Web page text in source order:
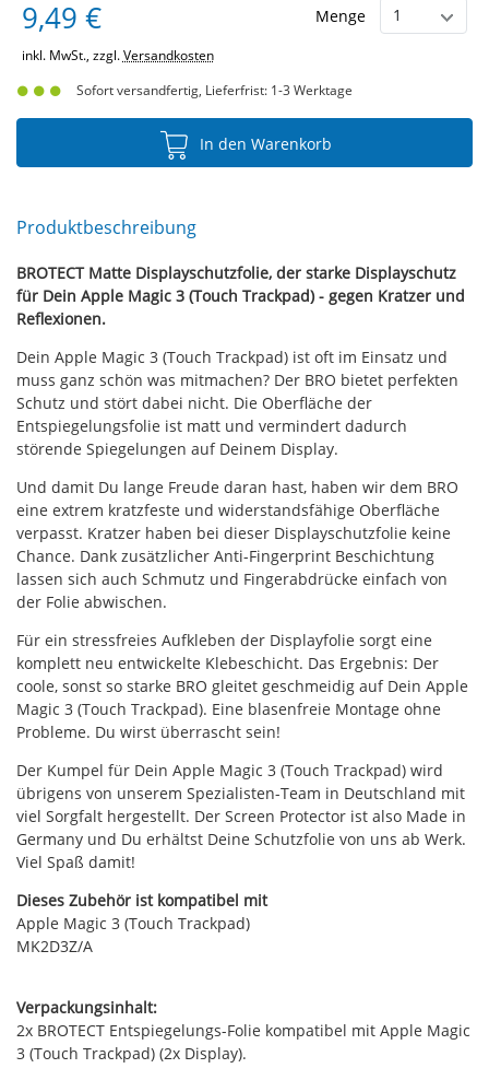
9,49 € Menge
inkl. MwSt., zzgl.Versandkosten
Sofort versandfertig, Lieferfrist: 1-3 Werktage
In den Warenkorb
Produktbeschreibung
BROTECT Matte Displayschutzfolie, der starke Displayschutz
für Dein Apple Magic 3 (Touch Trackpad) - gegen Kratzer und
Reflexionen.
Dein Apple Magic 3 (Touch Trackpad) ist oft im Einsatz und
muss ganz schön was mitmachen? Der BRO bietet perfekten
Schutz und stört dabei nicht. Die Oberfläche der
Entspiegelungsfolie ist matt und vermindert dadurch
störende Spiegelungen auf Deinem Display.
Und damit Du lange Freude daran hast, haben wir dem BRO
eine extrem kratzfeste und widerstandsfähige Oberfläche
verpasst. Kratzer haben bei dieser Displayschutzfolie keine
Chance. Dank zusätzlicher Anti-Fingerprint Beschichtung
lassen sich auch Schmutz und Fingerabdrücke einfach von
der Folie abwischen.
Für ein stressfreies Aufkleben der Displayfolie sorgt eine
komplett neu entwickelte Klebeschicht. Das Ergebnis: Der
coole, sonst so starke BRO gleitet geschmeidig auf Dein Apple
Magic 3 (Touch Trackpad). Eine blasenfreie Montage ohne
Probleme. Du wirst überrascht sein!
Der Kumpel für Dein Apple Magic 3 (Touch Trackpad) wird
übrigens von unserem Spezialisten-Team in Deutschland mit
viel Sorgfalt hergestellt. Der Screen Protector ist also Made in
Germany und Du erhältst Deine Schutzfolie von uns ab Werk.
Viel Spaß damit!
Dieses Zubehör ist kompatibel mit
Apple Magic 3 (Touch Trackpad)
MK2D3Z/A
Verpackungsinhalt:
2x BROTECT Entspiegelungs-Folie kompatibel mit Apple Magic
3 (Touch Trackpad) (2x Display).